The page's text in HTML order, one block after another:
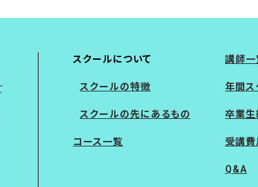
スクールについて
スクールの特徴
スクールの先にあるもの
コース一覧
講師一
年間ス
卒業生
受講費
Q&A